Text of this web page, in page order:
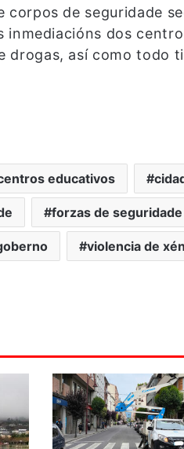
corpos de seguridade
inmediacións dos
drogas, así como todo
educativos
forzas de seguridade
violencia de